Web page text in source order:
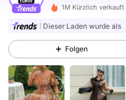
399K Follower
4,80 399K Follower
1M Kürzlich verkauft
Dieser Laden wurde als
Folgen